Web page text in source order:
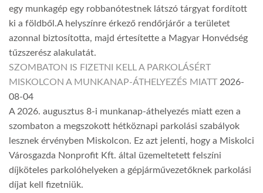
egy munkagép egy robbanótestnek látszó tárgyat fordított
ki a földből.A helyszínre érkező rendőrjárőr a területet
azonnal biztosította, majd értesítette a Magyar Honvédség
tűzszerész alakulatát.
SZOMBATON IS FIZETNI KELL A PARKOLÁSÉRT
MISKOLCON A MUNKANAP-ÁTHELYEZÉS MIATT 2026-
08-04
A 2026. augusztus 8-i munkanap-áthelyezés miatt ezen a
szombaton a megszokott hétköznapi parkolási szabályok
lesznek érvényben Miskolcon. Ez azt jelenti, hogy a Miskolci
Városgazda Nonprofit Kft. által üzemeltetett felszíni
díjköteles parkolóhelyeken a gépjárművezetőknek parkolási
díjat kell fizetniük.